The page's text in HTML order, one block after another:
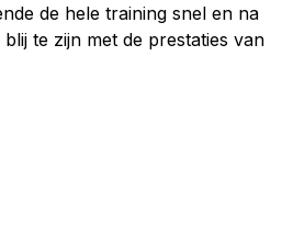
de hele training snel en na
te zijn met de prestaties van